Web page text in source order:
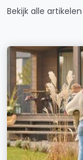
Bekijk alle artikelen